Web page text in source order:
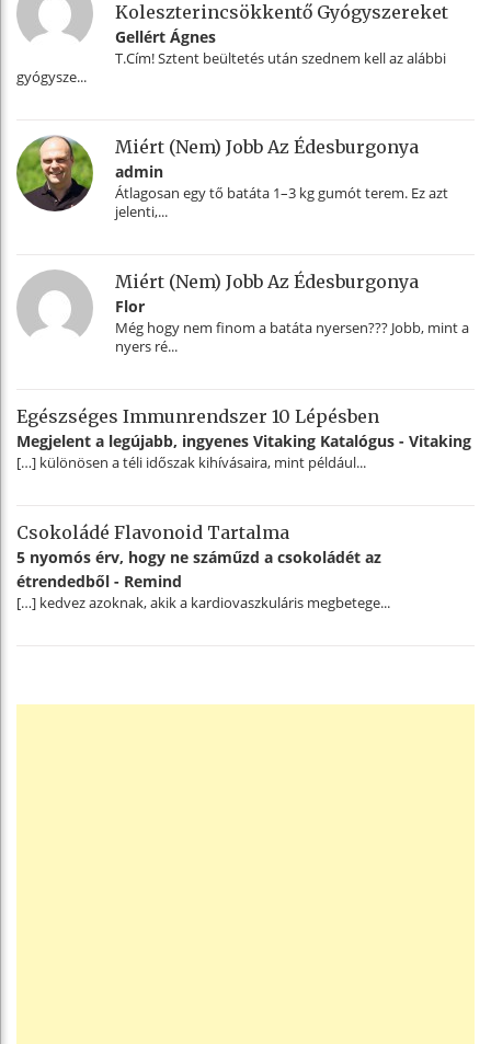
Koleszterincsökkentő Gyógyszereket
Gellért Ágnes
T.Cím! Sztent beültetés után szednem kell az alábbi
gyógysze...
Miért (nem) Jobb Az Édesburgonya
admin
Átlagosan egy tő batáta 1–3 kg gumót terem. Ez azt
jelenti,...
Miért (nem) Jobb Az Édesburgonya
Flor
Még hogy nem finom a batáta nyersen??? Jobb, mint a
nyers ré...
Egészséges Immunrendszer 10 Lépésben
Megjelent a legújabb, ingyenes Vitaking Katalógus - Vitaking
[…] különösen a téli időszak kihívásaira, mint például...
Csokoládé Flavonoid Tartalma
5 nyomós érv, hogy ne száműzd a csokoládét az
étrendedből - Remind
[…] kedvez azoknak, akik a kardiovaszkuláris megbetege...